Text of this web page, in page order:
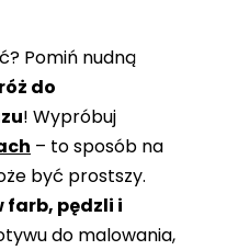
Pomiń nudną
do
! Wypróbuj
– to sposób na
być prostszy.
farb, pędzli i
do malowania,